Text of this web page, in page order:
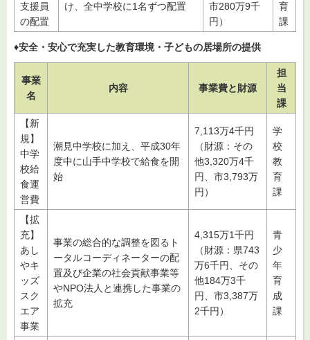
支援員
の配置
け、全中学校に1名ずつ配置
市280万9千
円）
育
課
♦安全・安心で充実した教育環境・子どもの居場所の提供
事業
名
内容 事業費と財源
担
当
課
【新
規】
中学
校給
食運
営費
潮見中学校に加え、平成30年
度中に山手中学校で給食を開
始
7,113万4千円
（財源：その
他3,320万4千
円、市3,793万
円）
学
校
教
育
課
【拡
充】
あし
やキ
ッズ
スク
エア
事業
事業の総合的な調整を図るト
ータルコーディネーターの配
置及び企業の社会貢献事業等
やNPO法人と連携した事業の
拡充
4,315万1千円
（財源：県743
万6千円、その
他184万3千
円、市3,387万
2千円）
青
少
年
育
成
課